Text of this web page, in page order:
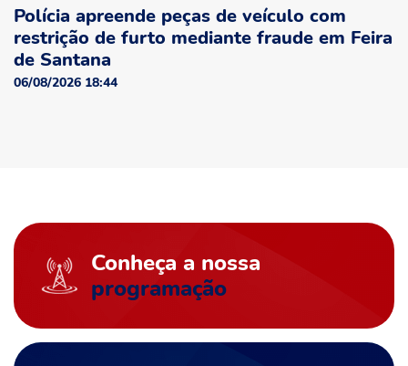
Polícia apreende peças de veículo com
restrição de furto mediante fraude em Feira
de Santana
06/08/2026 18:44
Conheça a nossa
programação